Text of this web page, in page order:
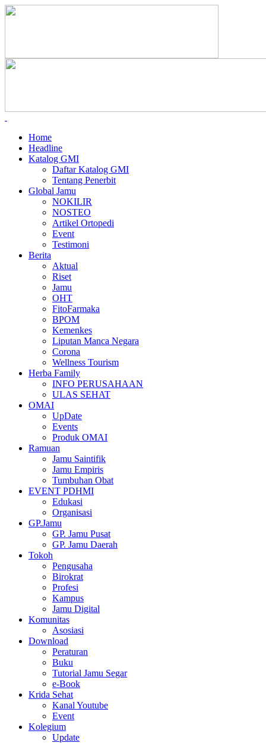
Home
Headline
Katalog GMI
Daftar Katalog GMI
Tentang Penerbit
Global Jamu
NOKILIR
NOSTEO
Artikel Ortopedi
Event
Testimoni
Berita
Aktual
Riset
Jamu
OHT
FitoFarmaka
BPOM
Kemenkes
Liputan Manca Negara
Corona
Wellness Tourism
Herba Family
INFO PERUSAHAAN
ULAS SEHAT
OMAI
UpDate
Events
Produk OMAI
Ramuan
Jamu Saintifik
Jamu Empiris
Tumbuhan Obat
EVENT PDHMI
Edukasi
Organisasi
GP.Jamu
GP. Jamu Pusat
GP. Jamu Daerah
Tokoh
Pengusaha
Birokrat
Profesi
Kampus
Jamu Digital
Komunitas
Asosiasi
Download
Peraturan
Buku
Tutorial Jamu Segar
e-Book
Krida Sehat
Kanal Youtube
Event
Kolegium
Update